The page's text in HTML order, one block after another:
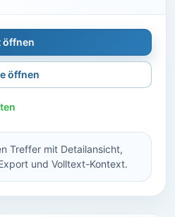
öffnen
öffnen
Treffer mit Detailansicht,
und Volltext-Kontext.